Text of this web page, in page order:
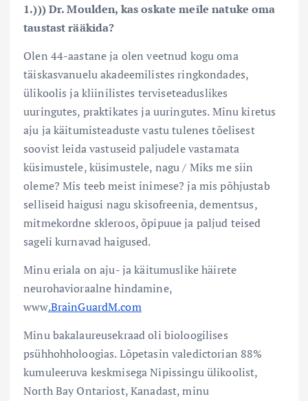
1.))) Dr. Moulden, kas oskate meile natuke oma
taustast rääkida?
Olen 44-aastane ja olen veetnud kogu oma
täiskasvanuelu akadeemilistes ringkondades,
ülikoolis ja kliinilistes terviseteaduslikes
uuringutes, praktikates ja uuringutes. Minu kiretus
aju ja käitumisteaduste vastu tulenes tõelisest
soovist leida vastuseid paljudele vastamata
küsimustele, küsimustele, nagu / Miks me siin
oleme? Mis teeb meist inimese? ja mis põhjustab
selliseid haigusi nagu skisofreenia, dementsus,
mitmekordne skleroos, õpipuue ja paljud teised
sageli kurnavad haigused.
Minu eriala on aju- ja käitumuslike häirete
neurohavioraalne hindamine,
www.BrainGuardM.com
Minu bakalaureusekraad oli bioloogilises
psühhohholoogias. Lõpetasin valedictorian 88%
kumuleeruva keskmisega Nipissingu ülikoolist,
North Bay Ontariost, Kanadast, minu